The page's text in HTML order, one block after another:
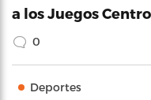
a los Juegos
0
Deportes